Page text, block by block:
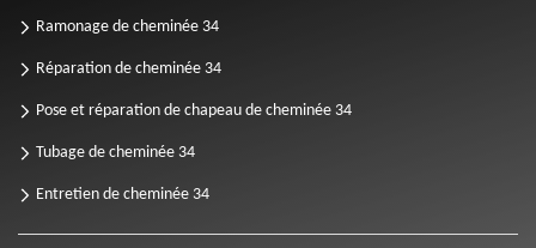
Ramonage de cheminée 34
Réparation de cheminée 34
Pose et réparation de chapeau de cheminée 34
Tubage de cheminée 34
Entretien de cheminée 34